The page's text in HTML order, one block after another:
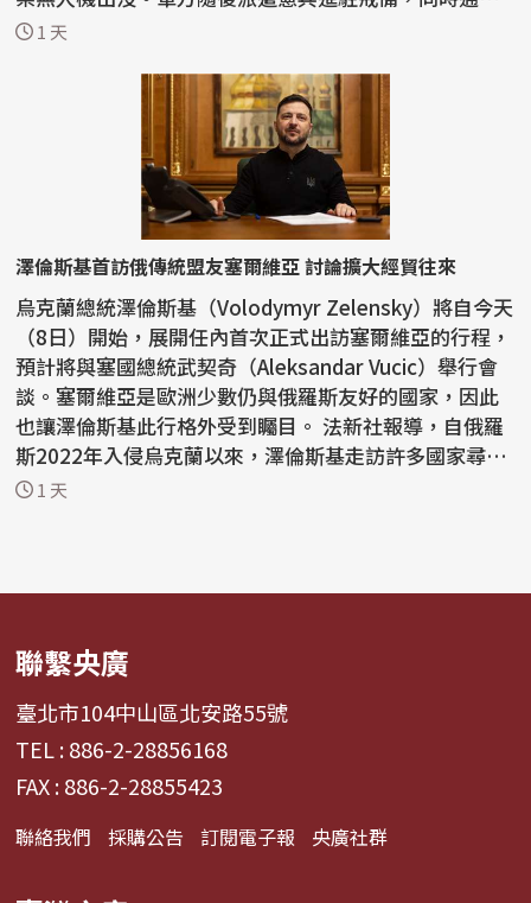
警方...
1 天
澤倫斯基首訪俄傳統盟友塞爾維亞 討論擴大經貿往來
烏克蘭總統澤倫斯基（Volodymyr Zelensky）將自今天
（8日）開始，展開任內首次正式出訪塞爾維亞的行程，
預計將與塞國總統武契奇（Aleksandar Vucic）舉行會
談。塞爾維亞是歐洲少數仍與俄羅斯友好的國家，因此
也讓澤倫斯基此行格外受到矚目。 法新社報導，自俄羅
斯2022年入侵烏克蘭以來，澤倫斯基走訪許多國家尋求
支持...
1 天
聯繫央廣
臺北市104中山區北安路55號
TEL : 886-2-28856168
FAX : 886-2-28855423
聯絡我們 採購公告 訂閱電子報 央廣社群